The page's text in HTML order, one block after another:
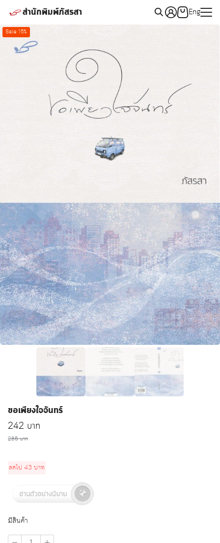
content
สำนักพิมพ์ภัสรสา
Eng
Search
for:
Sale 15%
ขอเพียงใจจันทร์
285บาท
Original
price
285 บาท.
242 บาท
242 บาท.
ลดไป 43บาท
มีสินค้า